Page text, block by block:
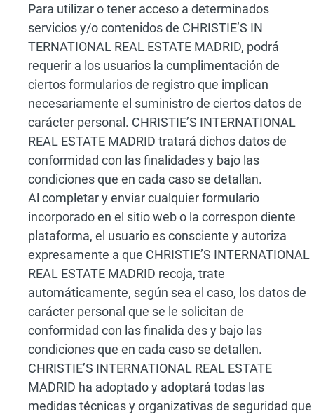
Para utilizar o tener acceso a determinados
servicios y/o contenidos de CHRISTIE’S IN
TERNATIONAL REAL ESTATE MADRID, podrá
requerir a los usuarios la cumplimentación de
ciertos formularios de registro que implican
necesariamente el suministro de ciertos datos de
carácter personal. CHRISTIE’S INTERNATIONAL
REAL ESTATE MADRID tratará dichos datos de
conformidad con las finalidades y bajo las
condiciones que en cada caso se detallan.
Al completar y enviar cualquier formulario
incorporado en el sitio web o la correspon diente
plataforma, el usuario es consciente y autoriza
expresamente a que CHRISTIE’S INTERNATIONAL
REAL ESTATE MADRID recoja, trate
automáticamente, según sea el caso, los datos de
carácter personal que se le solicitan de
conformidad con las finalida des y bajo las
condiciones que en cada caso se detallen.
CHRISTIE’S INTERNATIONAL REAL ESTATE
MADRID ha adoptado y adoptará todas las
medidas técnicas y organizativas de seguridad que